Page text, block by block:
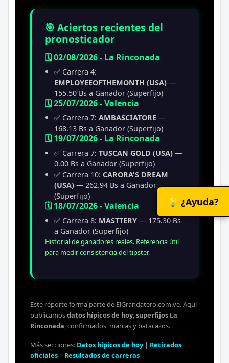
🎯 Aciertos recientes del
pronosticador
🗓️ 02/08/2026 - La Rinconada
✅ Carrera 4:
EMPLOYEEOFTHEMONTH (USA) —
155.50 Bs a Ganador (Superfijo)
🗓️ 25/07/2026 - Valencia
✅ Carrera 7: AMBASCIATORE —
168.13 Bs a Ganador (Superfijo)
🗓️ 19/07/2026 - La Rinconada
✅ Carrera 7: TUSCAN GOLD (USA) —
0.00 Bs a Ganador (Superfijo)
✅ Carrera 10: CARORA'S DREAM
(USA) — 262.94 Bs a Ganador
(Superfijo)
🗓️ 18/07/2026 - Valencia
✅ Carrera 8: MASTTERY — 175.30 Bs
a Ganador (Superfijo)
Historial de ganadores reales. Referencia útil
para medir consistencia del tipster.
Este reporte forma parte de ElGrandatero.com.ve. Aquí
publicamosdatos hípicos de hoy,superfijos La
Rinconada, confirmados, marcas y batacazos.
Más secciones: Datos hípicos de hoy| Retirados
oficiales | Resultados de carreras
💡 ¿Ayuda?